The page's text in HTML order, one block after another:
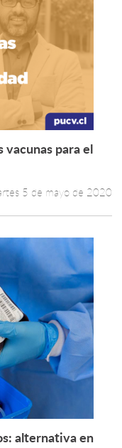
Leer más +
para el
5 de mayo de 2020
alternativa en